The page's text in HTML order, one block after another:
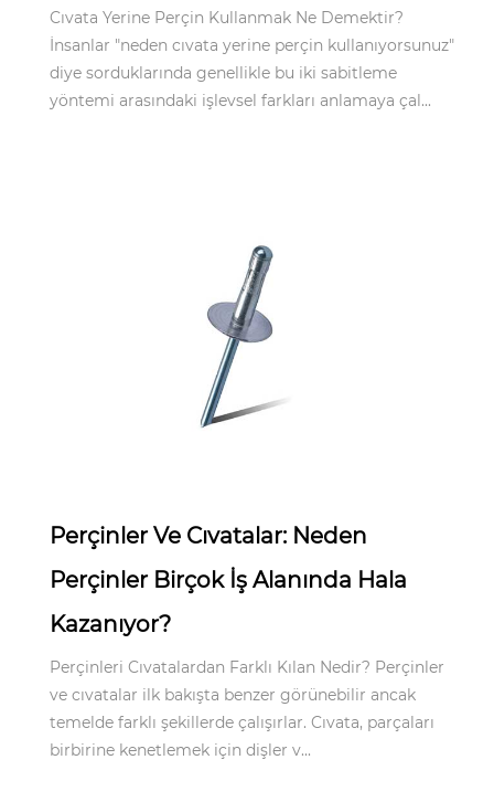
Cıvata Yerine Perçin Kullanmak Ne Demektir?
İnsanlar "neden cıvata yerine perçin kullanıyorsunuz"
diye sorduklarında genellikle bu iki sabitleme
yöntemi arasındaki işlevsel farkları anlamaya çal...
Perçinler Ve Cıvatalar: Neden
Perçinler Birçok İş Alanında Hala
Kazanıyor?
Perçinleri Cıvatalardan Farklı Kılan Nedir? Perçinler
ve cıvatalar ilk bakışta benzer görünebilir ancak
temelde farklı şekillerde çalışırlar. Cıvata, parçaları
birbirine kenetlemek için dişler v...